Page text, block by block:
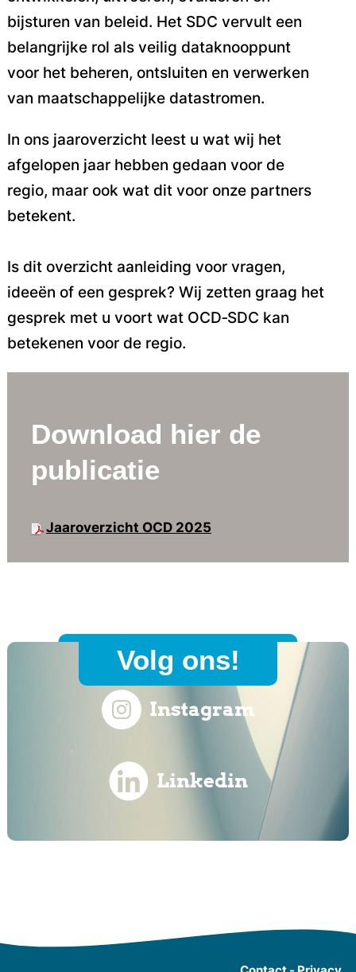
bijsturen van beleid. Het SDC vervult een
belangrijke rol als veilig dataknooppunt
voor het beheren, ontsluiten en verwerken
van maatschappelijke datastromen.
In ons jaaroverzicht leest u wat wij het
afgelopen jaar hebben gedaan voor de
regio, maar ook wat dit voor onze partners
betekent.
Is dit overzicht aanleiding voor vragen,
ideeën of een gesprek? Wij zetten graag het
gesprek met u voort wat OCD‑SDC kan
betekenen voor de regio.
Download hier de
publicatie
Jaaroverzicht OCD 2025
Volg ons!
Instagram
Linkedin